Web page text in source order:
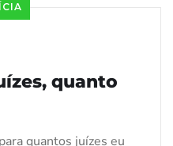
quanto
quantos juízes eu